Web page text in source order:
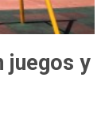
juegos y